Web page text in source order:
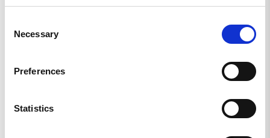
Selection
Necessary
Preferences
Statistics
SE
Sitter perfekt, passar lika bra på gymmet som i löpspåret!